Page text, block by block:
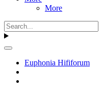
More
Euphonia Hififorum